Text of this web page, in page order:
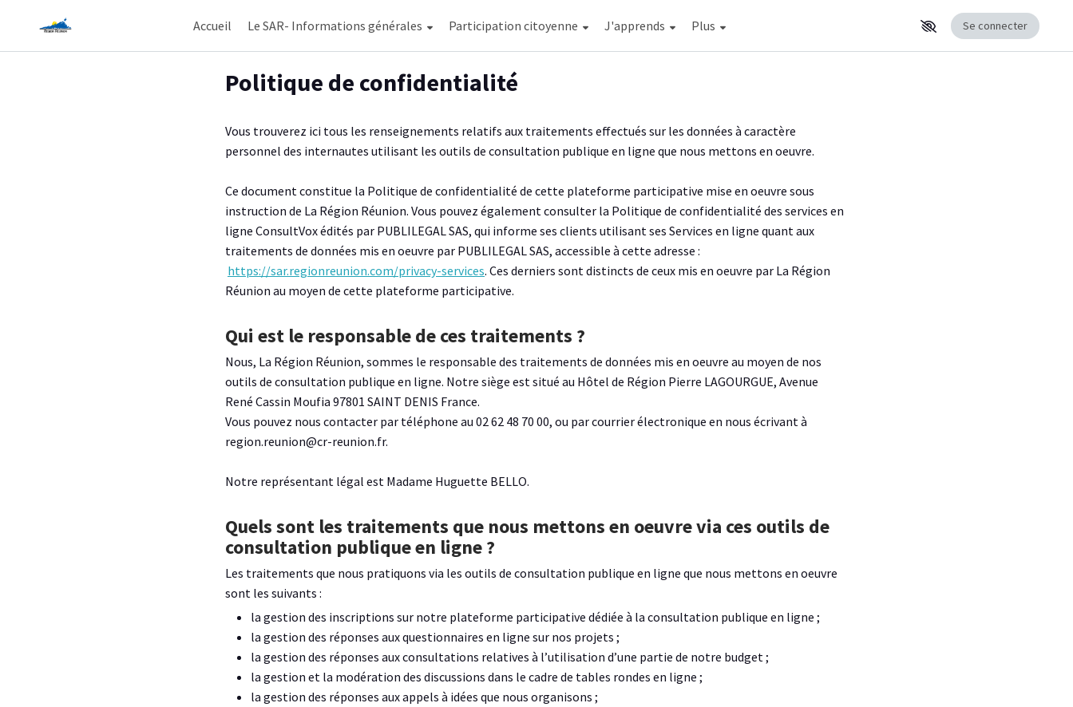
Accueil Le SAR- Informations générales Participation citoyenne J'apprends Afficher la suite du menu
Plus Se connecter
Politique de confidentialité
Vous trouverez ici tous les renseignements relatifs aux traitements effectués sur les données à caractère
personnel des internautes utilisant les outils de consultation publique en ligne que nous mettons en oeuvre.
Ce document constitue la Politique de confidentialité de cette plateforme participative mise en oeuvre sous
instruction de La Région Réunion. Vous pouvez également consulter la Politique de confidentialité des services en
ligne ConsultVox édités par PUBLILEGAL SAS, qui informe ses clients utilisant ses Services en ligne quant aux
traitements de données mis en oeuvre par PUBLILEGAL SAS, accessible à cette adresse :
https://sar.regionreunion.com/privacy-services. Ces derniers sont distincts de ceux mis en oeuvre par La Région
Réunion au moyen de cette plateforme participative.
Qui est le responsable de ces traitements ?
Nous, La Région Réunion, sommes le responsable des traitements de données mis en oeuvre au moyen de nos
outils de consultation publique en ligne. Notre siège est situé au Hôtel de Région Pierre LAGOURGUE, Avenue
René Cassin Moufia 97801 SAINT DENIS France.
Vous pouvez nous contacter par téléphone au 02 62 48 70 00, ou par courrier électronique en nous écrivant à
region.reunion@cr-reunion.fr.
Notre représentant légal est Madame Huguette BELLO.
Quels sont les traitements que nous mettons en oeuvre via ces outils de
consultation publique en ligne ?
Les traitements que nous pratiquons via les outils de consultation publique en ligne que nous mettons en oeuvre
sont les suivants :
la gestion des inscriptions sur notre plateforme participative dédiée à la consultation publique en ligne ;
la gestion des réponses aux questionnaires en ligne sur nos projets ;
la gestion des réponses aux consultations relatives à l’utilisation d’une partie de notre budget ;
la gestion et la modération des discussions dans le cadre de tables rondes en ligne ;
la gestion des réponses aux appels à idées que nous organisons ;